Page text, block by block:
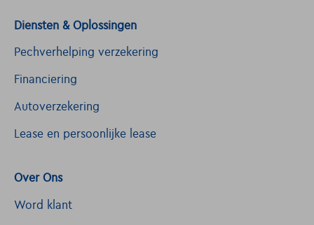
Diensten & Oplossingen
Pechverhelping verzekering
Financiering
Autoverzekering
Lease en persoonlijke lease
Over Ons
Word klant